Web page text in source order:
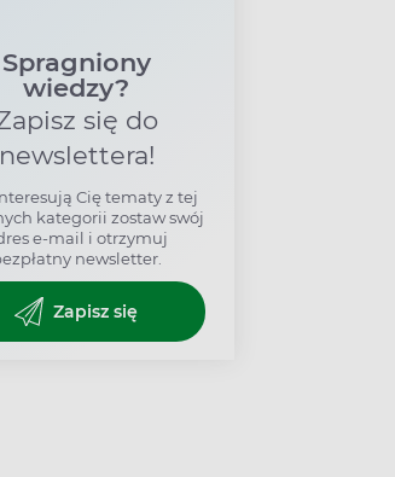
Spragniony
wiedzy?
się do
newslettera!
Cię tematy z tej
kategorii zostaw swój
e-mail i otrzymuj
newsletter.
Zapisz się